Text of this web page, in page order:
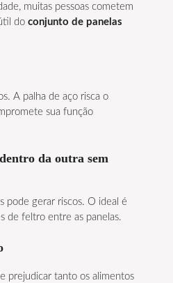
muitas pessoas cometem
do conjunto de panelas
A palha de aço risca o
sua função
da outra sem
pode gerar riscos. O ideal é
de feltro entre as panelas.
prejudicar tanto os alimentos